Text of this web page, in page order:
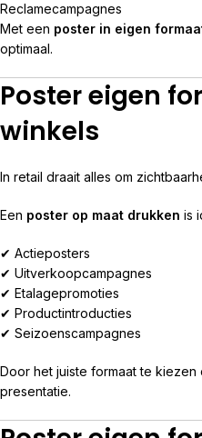
Reclamecampagnes
Met een poster in eigen
optimaal.
Poster eigen
winkels
In retail draait alles om
Een poster op maat drukken is
✔ Actieposters
✔ Uitverkoopcampagnes
✔ Etalagepromoties
✔ Productintroducties
✔ Seizoenscampagnes
Door het juiste formaat te
presentatie.